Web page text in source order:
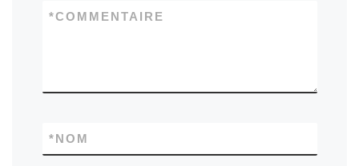
COMMENTAIRE
*
NOM
*